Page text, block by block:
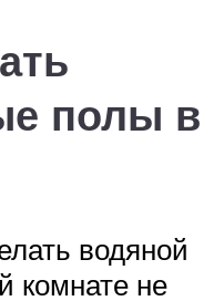
полы в
водяной
комнате не